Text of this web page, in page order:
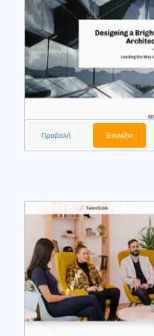
Προβολή Επιλέξτε